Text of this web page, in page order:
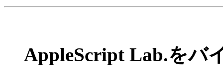
AppleScript Lab.をバ